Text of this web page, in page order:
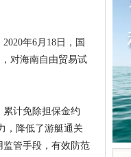
年6月18日，国
对海南自由贸易试
计免除担保金约
，降低了游艇通关
监管手段，有效防范